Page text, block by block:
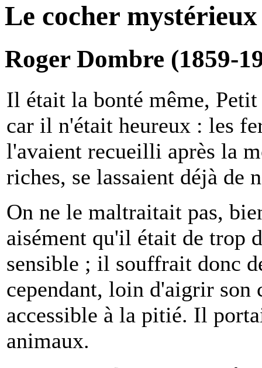
Le cocher mystérieux
Roger Dombre (1859-
Il était la bonté même, Petit
car il n'était heureux : les
l'avaient recueilli après la
riches, se lassaient déjà de
On ne le maltraitait pas,
aisément qu'il était de trop
sensible ; il souffrait donc
cependant, loin d'aigrir son
accessible à la pitié. Il
animaux.